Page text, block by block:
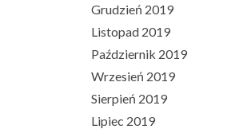
Grudzień 2019
Listopad 2019
Październik 2019
Wrzesień 2019
Sierpień 2019
Lipiec 2019